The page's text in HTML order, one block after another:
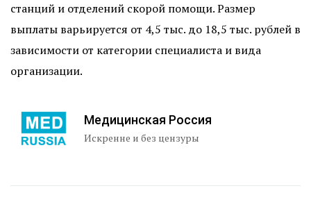
станций и отделений скорой помощи. Размер
выплаты варьируется от 4,5 тыс. до 18,5 тыс. рублей в
зависимости от категории специалиста и вида
организации.
Медицинская Россия
Искренне и без цензуры